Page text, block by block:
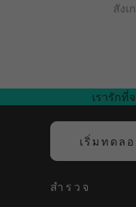
สังเ
เรารักที่
เริ่มทดล
สำรวจ